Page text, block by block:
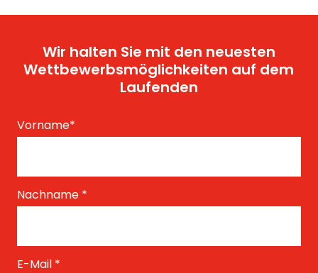
Wir halten Sie mit den neuesten
Wettbewerbsmöglichkeiten auf dem
Laufenden
Vorname*
Nachname *
E-Mail *